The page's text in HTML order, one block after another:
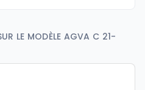
LE MODÈLE AGVA C 21-